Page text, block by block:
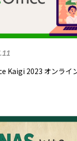
Kaigi 2023 オンライ